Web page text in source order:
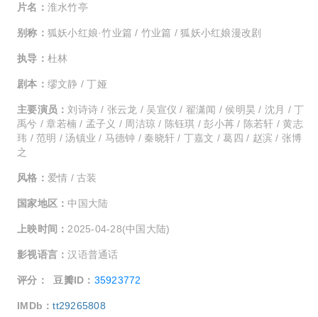
片名： 淮水竹亭
别称： 狐妖小红娘·竹业篇 / 竹业篇 / 狐妖小红娘漫改剧
执导： 杜林
剧本： 缪文静 / 丁娅
主要演员：刘诗诗 / 张云龙 / 吴宣仪 / 翟潇闻 / 侯明昊 / 沈月 / 丁
禹兮 / 章若楠 / 孟子义 / 周洁琼 / 陈钰琪 / 彭小苒 / 陈若轩 / 黄志
玮 / 范明 / 汤镇业 / 马德钟 / 秦晓轩 / 丁嘉文 / 葛四 / 赵滨 / 张博
之
风格： 爱情 / 古装
国家地区： 中国大陆
上映时间： 2025-04-28(中国大陆)
影视语言：汉语普通话
评分： 豆瓣ID： 35923772
IMDb：tt29265808